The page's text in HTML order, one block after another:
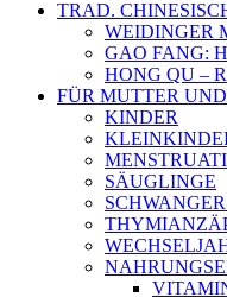
TRAD.
WEIDINGER
GAO FANG:
HONG QU –
FÜR MUTTER
KINDER
SÄUGLINGE